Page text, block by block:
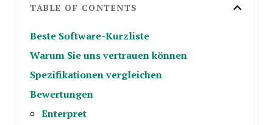
TABLE OF CONTENTS
Beste Software-Kurzliste
Warum Sie uns vertrauen können
Spezifikationen vergleichen
Bewertungen
Enterpret